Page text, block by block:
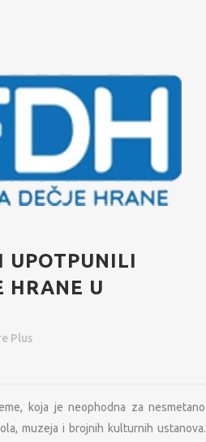
UPOTPUNILI
HRANE U
Plus
koja je neophodna za nesmetano
muzeja i brojnih kulturnih ustanova.